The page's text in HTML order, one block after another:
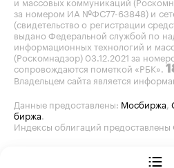
за номером ИА №ФС77-63848) и
(свидетельство о регистрации
выдано Федеральной службой по
информационных технологий и
(Роскомнадзор) 03.12.2021 за
сопровождаются пометкой «РБК».
Владельцем сайта является
Данные предоставлены: Мосбиржа
биржа
Индексы облигаций предоставлены